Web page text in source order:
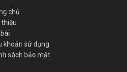
chủ
thiệu
khoản sử dụng
sách bảo mật